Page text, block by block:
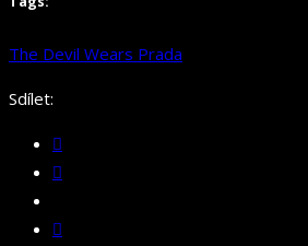
The Devil Wears Prada
Sdílet: